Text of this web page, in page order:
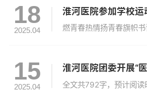
18
2025.04
15
2025.04